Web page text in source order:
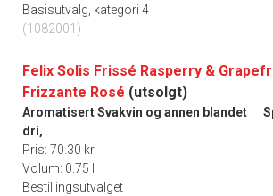
Basisutvalg, kategori 4
(1082001)
Felix Solis Frissé Rasperry &
Frizzante Rosé (utsolgt)
Aromatisert Svakvin og annen blandet
dri,
Pris: 70.30 kr
Volum: 0.75 l
Bestillingsutvalget